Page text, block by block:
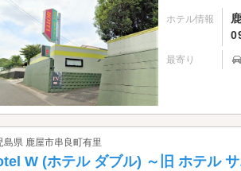
ホテル情報
最寄り
島県 鹿屋市串良町有里
W (ホテル ダブル) ～旧 ホテル